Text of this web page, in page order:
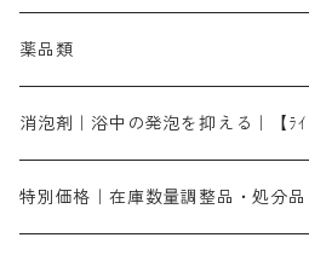
ターキスブルーHNG｜緑みの空色
片羽刷毛
ライトフィックスAコンク｜綿・麻もし
シルクフィックス３A｜絹の染料定着向上
アルカリ剤｜反応染料用
ソーダ灰
染料溶解剤
セレナゾールPDN｜各種染料の染料溶解剤
たんぱく質系
化学糊（PVA）
防腐剤｜アルカリ性
全体脱色｜ハイドロサルファイトコンク
部分脱色｜デグロリンSコンク
脱色助剤｜浸透・複色抑制剤
メイプロガムNP｜にじみ防止剤
アミラヂンD｜浸透・複色抑制剤
染料溶解剤｜染料の均一な浸透・吸
捺染糊
メイプロガムNP（綿・麻・絹用｜直接・
白場汚染防止剤｜ソーピング剤｜水
薬品類
ア行
カ行
消泡剤｜浴中の発泡を抑える｜【ﾗｲ
特別価格｜在庫数量調整品・処分品